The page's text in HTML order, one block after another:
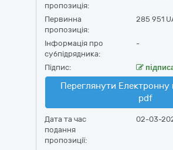
пропозиція:
Первинна
пропозиція:
285 951
Інформація про
субпідрядника:
-
Підпис:
Переглянути Електронну
pdf
Дата та час
подання
пропозиції:
02-03-